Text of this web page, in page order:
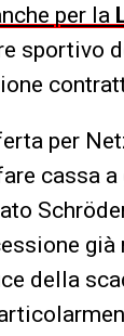
per la
sportivo
per
cassa
della